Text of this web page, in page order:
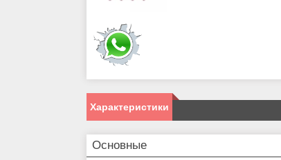
Характеристики
Основные